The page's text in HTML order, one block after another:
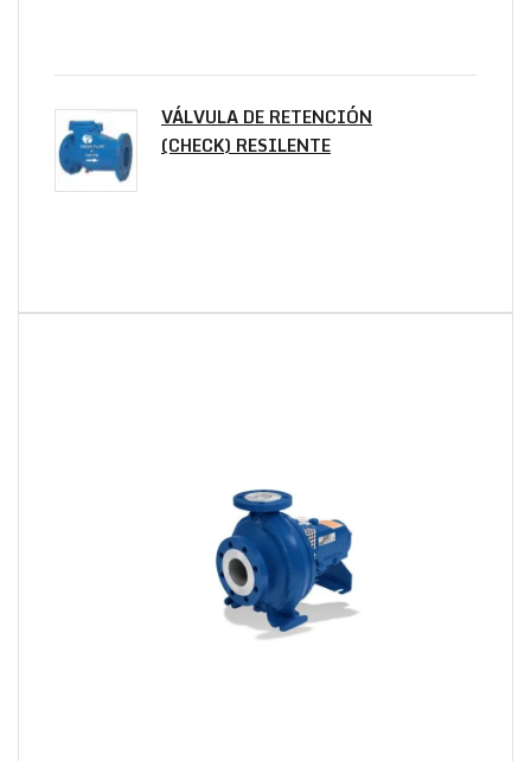
VÁLVULA DE RETENCIÓN
(CHECK) RESILENTE